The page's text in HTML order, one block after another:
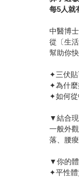
每5人就
中醫博
從〔生
幫助你
✦三伏貼
✦為什麼
✦如何從
▼結合現
一般外
落、腰
▼你的
✦平性體